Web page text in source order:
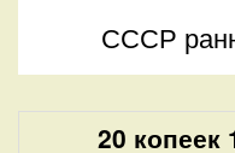
СССР
20 копеек